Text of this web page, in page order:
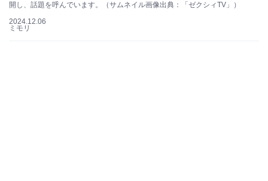
開し、話題を呼んでいます。（サムネイル画像出典：「ゼクシィTV」）
2024.12.06
ミモリ